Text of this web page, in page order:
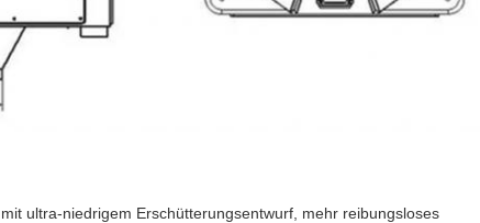
ultra-niedrigem Erschütterungsentwurf, mehr reibungsloses